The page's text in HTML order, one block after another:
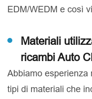
EDM/WEDM e così
Materiali
ricambi Auto
Abbiamo esperienza
tipi di materiali che